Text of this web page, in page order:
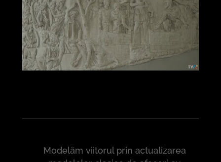
Modelăm viitorul prin actualizarea